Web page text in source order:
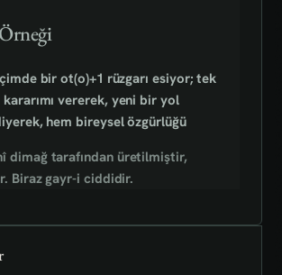
bir ot(o)+1 rüzgarı esiyor; tek
kararımı vererek, yeni bir yol
hem bireysel özgürlüğü
dimağ tarafından üretilmiştir,
Biraz gayr-i ciddidir.